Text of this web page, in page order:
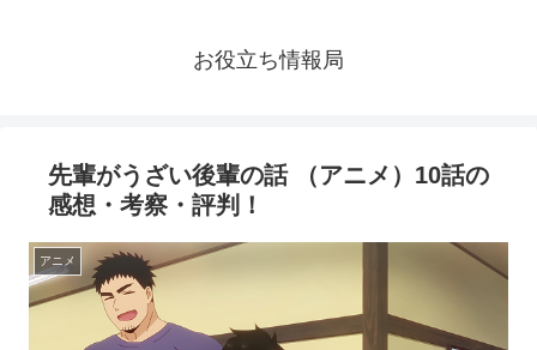
お役立ち情報局
先輩がうざい後輩の話 （アニメ）10話の
感想・考察・評判！
アニメ